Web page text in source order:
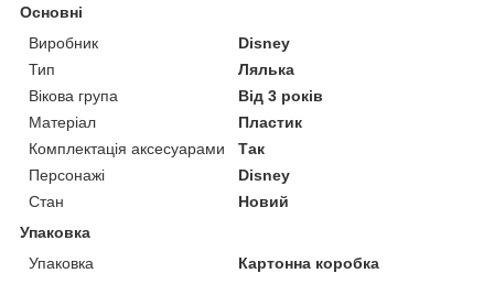
Основні
Виробник
Disney
Тип
Лялька
Вікова група
Від 3 років
Матеріал
Пластик
Комплектація аксесуарами
Так
Персонажі
Disney
Стан
Новий
Упаковка
Упаковка
Картонна коробка